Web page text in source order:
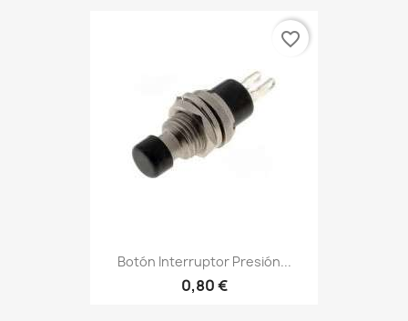
Botón Interruptor Presión...
0,80 €
favorite_border